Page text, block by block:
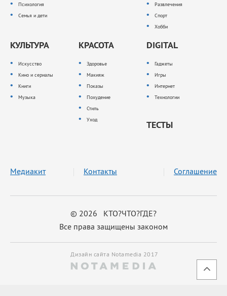
Психология
Семья и дети
Развлечения
Спорт
Хобби
КУЛЬТУРА
Искусство
Кино и сериалы
Книги
Музыка
КРАСОТА
Здоровье
Макияж
Показы
Похудение
Стиль
Уход
DIGITAL
Гаджеты
Игры
Интернет
Технологии
ТЕСТЫ
© 2026 КТО?ЧТО?ГДЕ?
Все права защищены законом
Медиакит Контакты Соглашение
Дизайн сайта Notamedia 2017